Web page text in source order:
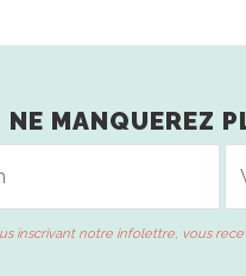
NE MANQUEREZ
inscrivant notre infolettre, vous